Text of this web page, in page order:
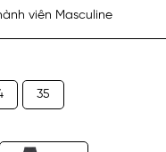
viên Masculine
35